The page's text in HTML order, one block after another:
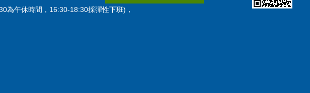
為午休時間，16:30-18:30採彈性下班)，